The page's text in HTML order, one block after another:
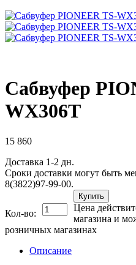
Сабвуфер
WX306T
15 860
Доставка 1-2 дн.
Сроки доставки могут быть
8(3822)97-99-00.
Кол-во:
Купить
Цена
магазина и
розничных магазинах
Описание